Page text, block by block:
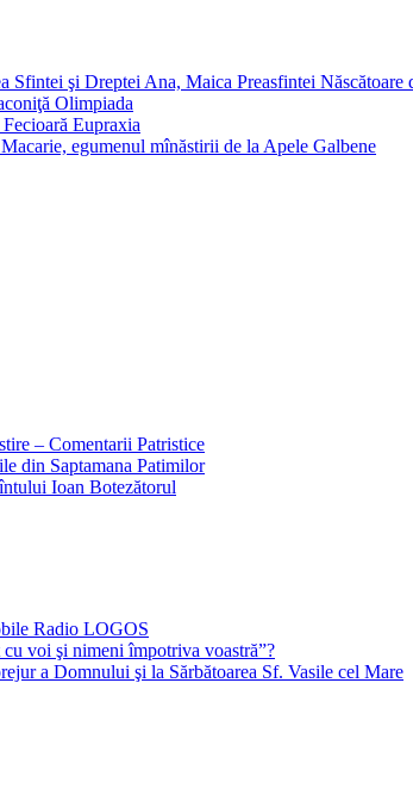
Sfintei şi Dreptei Ana, Maica Preasfintei Născătoare
Olimpiada
Eupraxia
egumenul mînăstirii de la Apele Galbene
– Comentarii Patristice
din Saptamana Patimilor
Ioan Botezătorul
Radio LOGOS
cu voi şi nimeni împotriva voastră”?
a Domnului şi la Sărbătoarea Sf. Vasile cel Mare